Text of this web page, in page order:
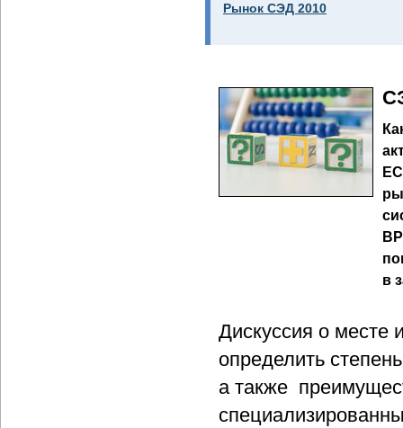
Рынок СЭД 2010
в
Дискуссия о месте
определить
а также